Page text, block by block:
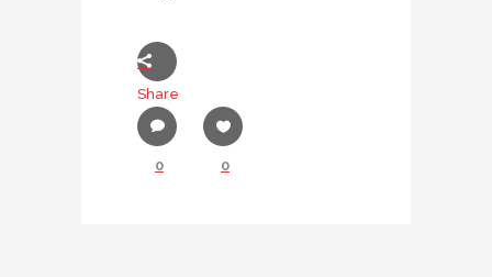
Share
0 0